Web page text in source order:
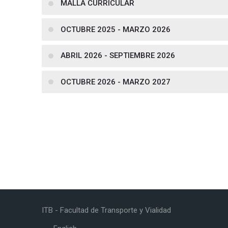
MALLA CURRICULAR
OCTUBRE 2025 - MARZO 2026
ABRIL 2026 - SEPTIEMBRE 2026
OCTUBRE 2026 - MARZO 2027
ITB - Facultad de Transporte y Vialidad